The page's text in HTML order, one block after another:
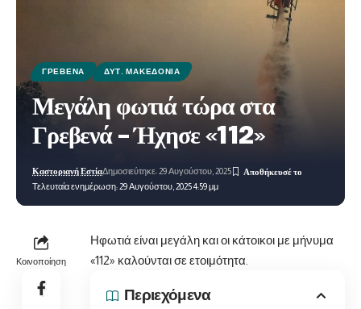
ΓΡΕΒΕΝΆ ΔΥΤ. ΜΑΚΕΔΟΝΊΑ
Μεγάλη φωτιά τώρα στα
Γρεβενά – Ήχησε «112»
Τελευταία ενημέρωση: 29 Αυγούστου, 2025 4:59 μμ
Καστοριανή ΕστίαΔημοσιεύτηκε: 29 Αυγούστου, 2025
Κοινοποίηση
Ηφωτιά είναι μεγάλη και οι κάτοικοι με μήνυμα
«112» καλούνται σε ετοιμότητα.
Περιεχόμενα